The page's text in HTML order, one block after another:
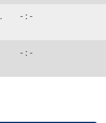
- : -
- : -